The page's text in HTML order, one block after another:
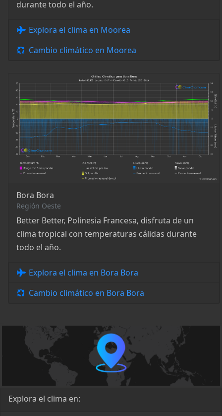
durante todo el año.
Explora el clima en Moorea
Cambio climático en Moorea
Bora Bora
Región Oeste
Better Better, Polinesia Francesa, disfruta de un
clima tropical con temperaturas cálidas durante
todo el año.
Explora el clima en Bora Bora
Cambio climático en Bora Bora
Explora el clima en: